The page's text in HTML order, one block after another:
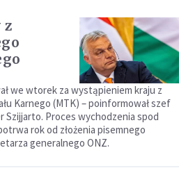
z
we wtorek za wystąpieniem kraju z
Karnego (MTK) – poinformował szef
Szijjarto. Proces wychodzenia spod
rok od złożenia pisemnego
generalnego ONZ.